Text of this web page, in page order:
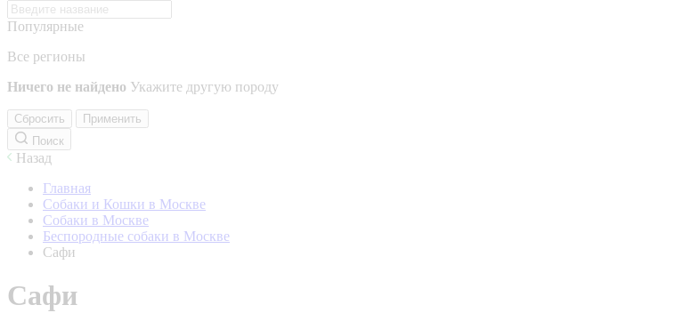
Популярные
Все регионы
Ничего не найдено Укажите другую породу
Сбросить
Применить
Поиск
Назад
Главная
Собаки и Кошки в Москве
Собаки в Москве
Беспородные собаки в Москве
Сафи
Сафи